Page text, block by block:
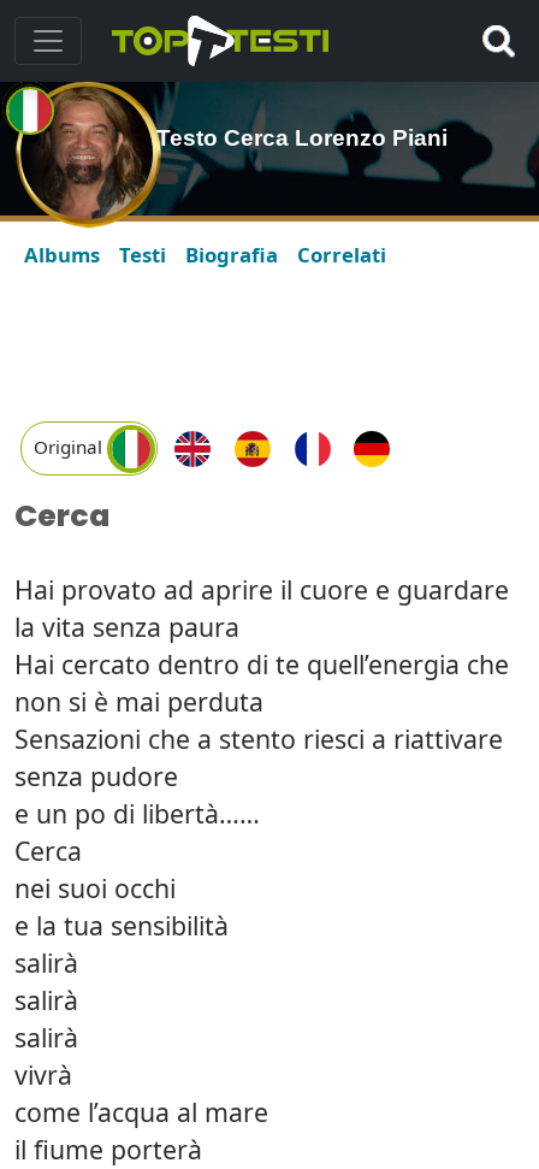
Testo Cerca Lorenzo Piani
Albums Testi Biografia Correlati
Original
Cerca
Hai provato ad aprire il cuore e guardare
la vita senza paura
Hai cercato dentro di te quell’energia che
non si è mai perduta
Sensazioni che a stento riesci a riattivare
senza pudore
e un po di libertà……
Cerca
nei suoi occhi
e la tua sensibilità
salirà
salirà
salirà
vivrà
come l’acqua al mare
il fiume porterà